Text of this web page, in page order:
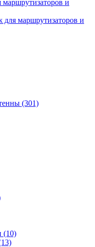
маршрутизаторов и
для маршрутизаторов и
(301)
(10)